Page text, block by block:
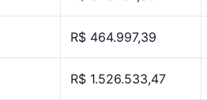
R$ 464.997,39
R$ 1.526.533,47